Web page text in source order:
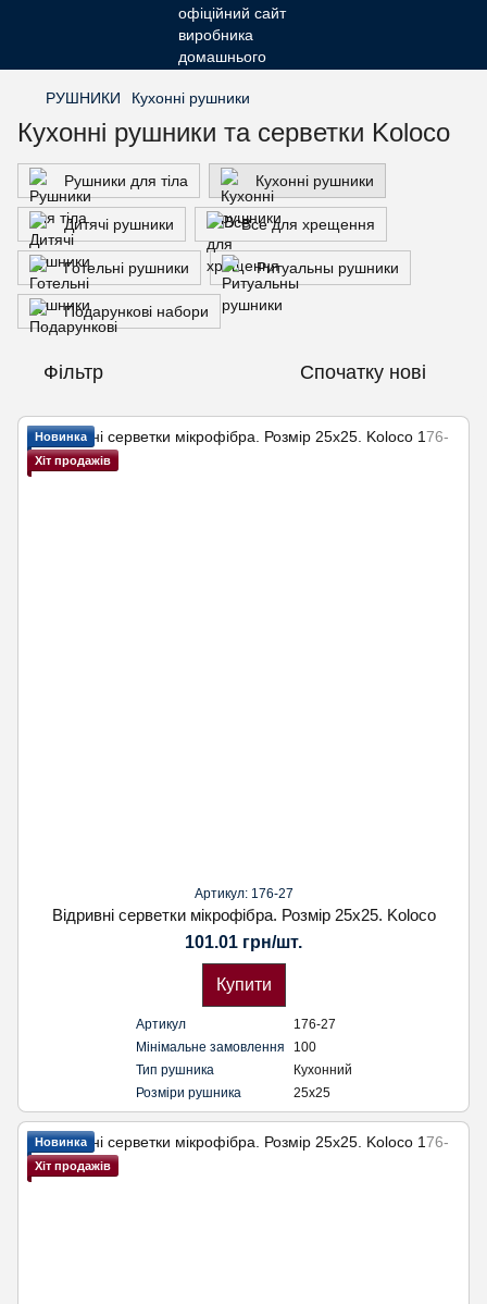
РУШНИКИ Кухонні рушники
Кухонні рушники та серветки Koloco
Рушники для тіла Кухонні рушники
Дитячі рушники Все для хрещення
Готельні рушники Ритуальны рушники
Подарункові набори
Фільтр Спочатку нові
Новинка
Хіт продажів
Артикул: 176-27
Відривні серветки мікрофібра. Розмір 25х25. Koloco
101.01 грн/шт.
Купити
Артикул
176-27
Мінімальне замовлення
100
Тип рушника
Кухонний
Розміри рушника
25х25
Новинка
Хіт продажів